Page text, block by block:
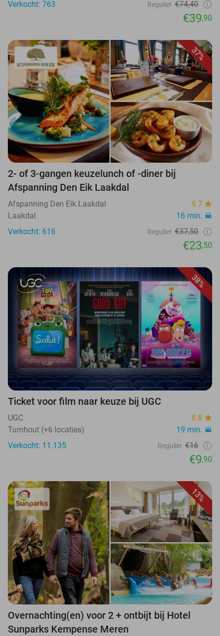
Verkocht: 763
Regulier €74,40
€39,90
37%
2- of 3-gangen keuzelunch of -diner bij
Afspanning Den Eik Laakdal
Afspanning Den Eik Laakdal
9.7
Laakdal
16 min.
Verkocht: 616
Regulier €37,50
€23,50
38%
Ticket voor film naar keuze bij UGC
UGC
8.8
Turnhout (+6 locaties)
19 min.
Verkocht: 11.135
Regulier €16
€9,90
13%
Overnachting(en) voor 2 + ontbijt bij Hotel
Sunparks Kempense Meren